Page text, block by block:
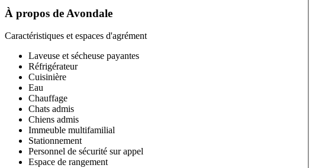
À propos de Avondale
Caractéristiques et espaces d'agrément
Laveuse et sécheuse payantes
Réfrigérateur
Cuisinière
Eau
Chauffage
Chats admis
Chiens admis
Immeuble multifamilial
Stationnement
Personnel de sécurité sur appel
Espace de rangement